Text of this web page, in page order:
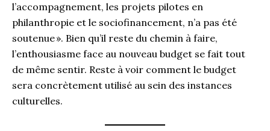
l’accompagnement, les projets pilotes en
philanthropie et le sociofinancement, n’a pas été
soutenue ». Bien qu’il reste du chemin à faire,
l’enthousiasme face au nouveau budget se fait tout
de même sentir. Reste à voir comment le budget
sera concrètement utilisé au sein des instances
culturelles.